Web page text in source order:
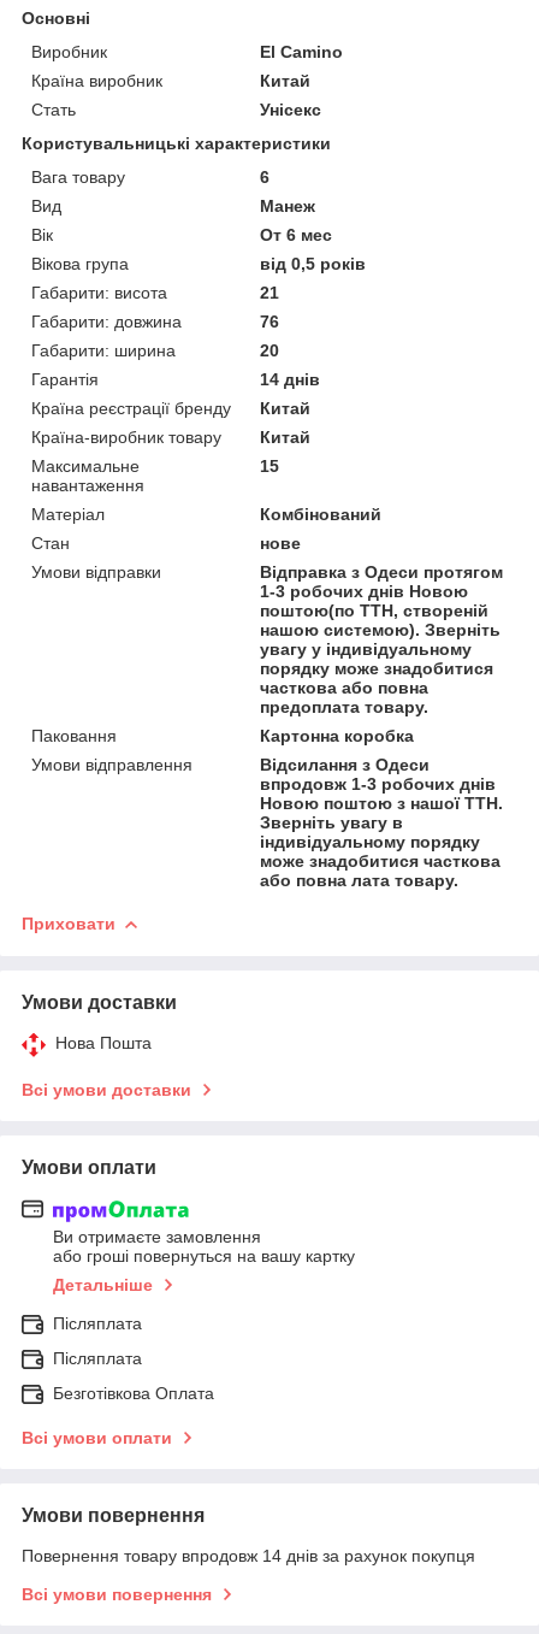
Основні
Виробник
El Camino
Країна виробник
Китай
Стать
Унісекс
Користувальницькі характеристики
Вага товару
6
Вид
Манеж
Вік
От 6 мес
Вікова група
від 0,5 років
Габарити: висота
21
Габарити: довжина
76
Габарити: ширина
20
Гарантія
14 днів
Країна реєстрації бренду
Китай
Країна-виробник товару
Китай
Максимальне
навантаження
15
Матеріал
Комбінований
Стан
нове
Умови відправки
Відправка з Одеси протягом
1-3 робочих днів Новою
поштою(по ТТН, створеній
нашою системою). Зверніть
увагу у індивідуальному
порядку може знадобитися
часткова або повна
предоплата товару.
Паковання
Картонна коробка
Умови відправлення
Відсилання з Одеси
впродовж 1-3 робочих днів
Новою поштою з нашої ТТН.
Зверніть увагу в
індивідуальному порядку
може знадобитися часткова
або повна лата товару.
Приховати
Умови доставки
Нова Пошта
Всі умови доставки
Умови оплати
Ви отримаєте замовлення
або гроші повернуться на вашу картку
Детальніше
Післяплата
Післяплата
Безготівкова Оплата
Всі умови оплати
Умови повернення
Повернення товару впродовж 14 днів за рахунок покупця
Всі умови повернення